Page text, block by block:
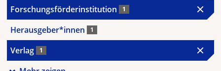
Forschungsförderinstitution 1
Herausgeber*innen 1
Verlag 1